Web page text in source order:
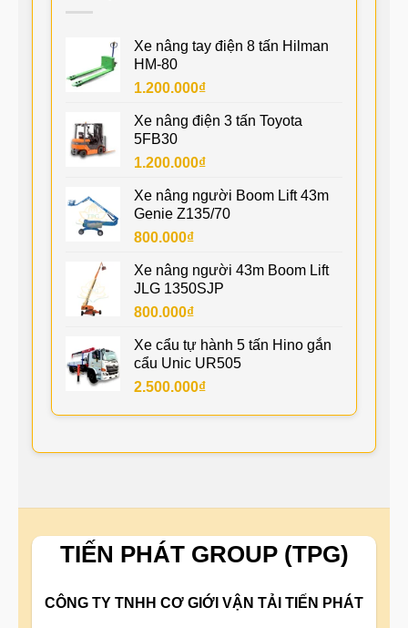
Xe nâng tay điện 8 tấn Hilman
HM-80
1.200.000₫
Xe nâng điện 3 tấn Toyota
5FB30
1.200.000₫
Xe nâng người Boom Lift 43m
Genie Z135/70
800.000₫
Xe nâng người 43m Boom Lift
JLG 1350SJP
800.000₫
Xe cẩu tự hành 5 tấn Hino gắn
cẩu Unic UR505
2.500.000₫
TIẾN PHÁT GROUP (TPG)
CÔNG TY TNHH CƠ GIỚI VẬN TẢI TIẾN PHÁT